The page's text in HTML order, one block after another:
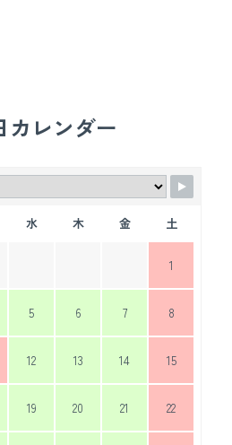
カレンダー
水 木 金 土
1
5 6 7 8
12 13 14 15
19 20 21 22